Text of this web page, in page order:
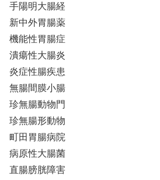
手陽明大腸経
新中外胃腸薬
機能性胃腸症
潰瘍性大腸炎
炎症性腸疾患
無腸間膜小腸
珍無腸動物門
珍無腸形動物
町田胃腸病院
病原性大腸菌
直腸膀胱障害